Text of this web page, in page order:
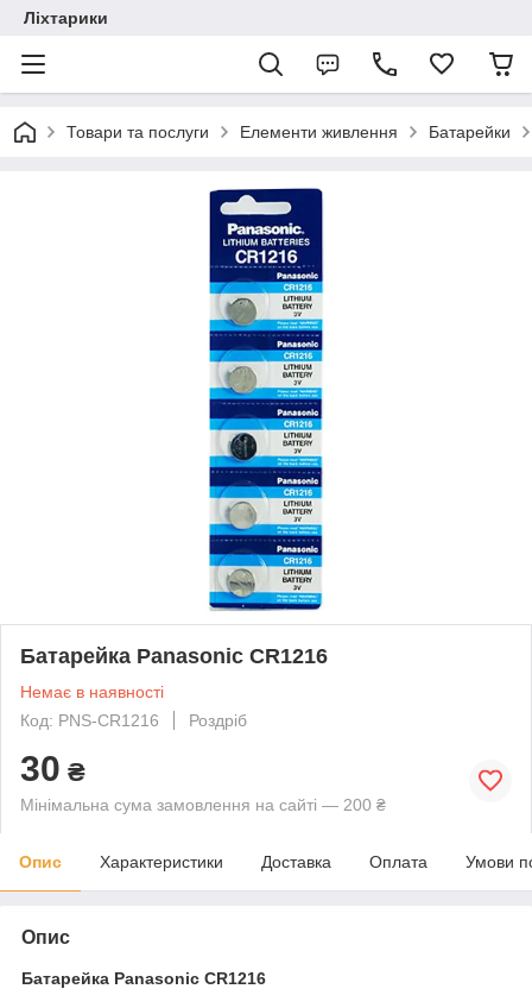
Ліхтарики
Товари та послуги Елементи живлення Батарейки
Батарейка Panasonic CR1216
Немає в наявності
Код: PNS-CR1216
Роздріб
30 ₴
Мінімальна сума замовлення на сайті — 200 ₴
Опис Характеристики Доставка Оплата Умови
Опис
Батарейка Panasonic CR1216